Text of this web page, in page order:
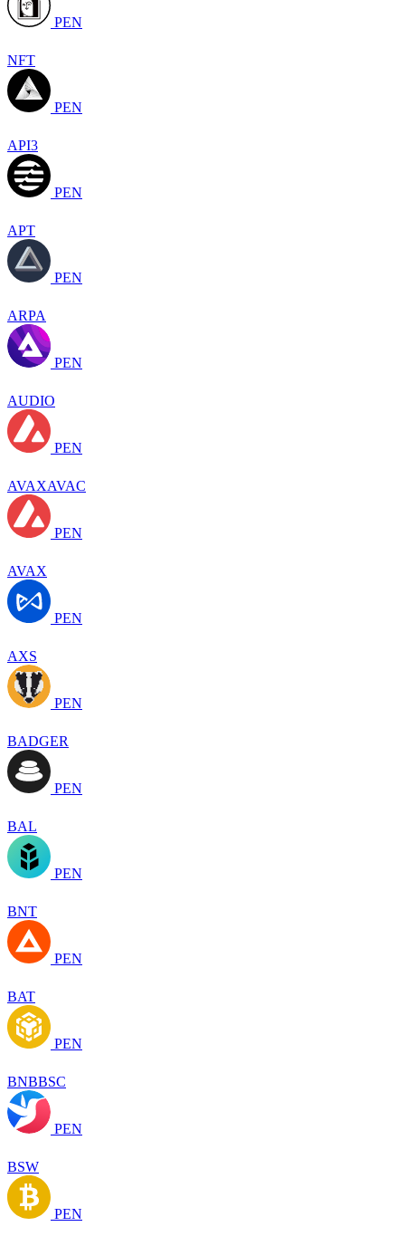
PEN
NFT
PEN
API3
PEN
APT
PEN
ARPA
PEN
AUDIO
PEN
AVAXAVAC
PEN
AVAX
PEN
AXS
PEN
BADGER
PEN
BAL
PEN
BNT
PEN
BAT
PEN
BNBBSC
PEN
BSW
PEN